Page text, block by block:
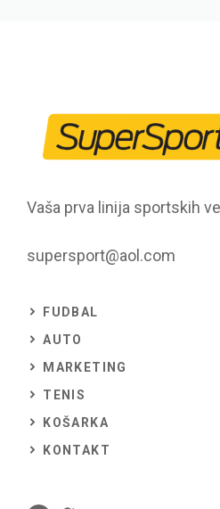
Vaša prva linija sportskih
supersport@aol.com
FUDBAL
AUTO
MARKETING
TENIS
KOŠARKA
KONTAKT